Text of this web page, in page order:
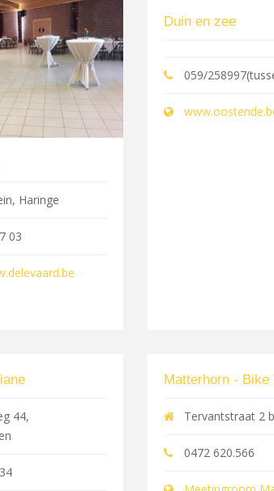
Haringe
03
Duin en zee
059/
44,
Matterhorn - Bike
Tervantstraat 2
0472 620.566